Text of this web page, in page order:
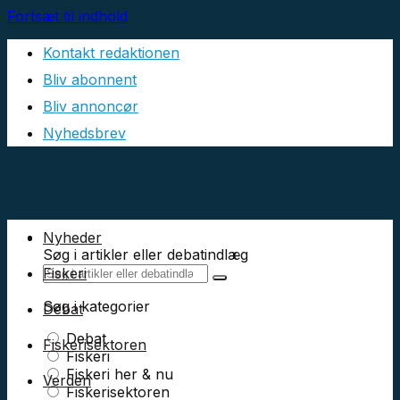
Fortsæt til indhold
Kontakt redaktionen
Bliv abonnent
Bliv annoncør
Nyhedsbrev
Søg i artikler eller debatindlæg
Søg i kategorier
Debat
Fiskeri
Fiskeri her & nu
Fiskerisektoren
Nyheder
Fiskeri
Debat
Fiskerisektoren
Verden